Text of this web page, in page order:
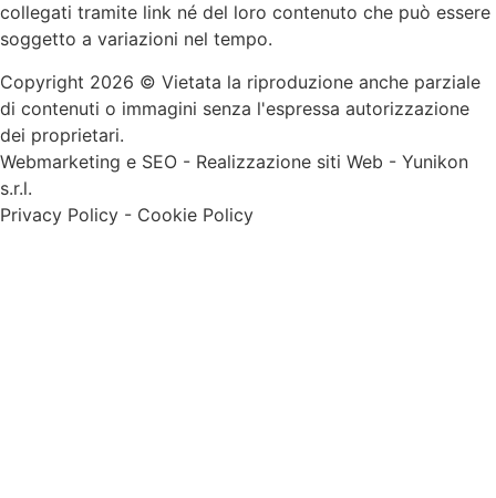
collegati tramite link né del loro contenuto che può essere
soggetto a variazioni nel tempo.
Copyright 2026 © Vietata la riproduzione anche parziale
di contenuti o immagini senza l'espressa autorizzazione
dei proprietari.
Webmarketing e SEO - Realizzazione siti Web - Yunikon
s.r.l.
Privacy Policy - Cookie Policy